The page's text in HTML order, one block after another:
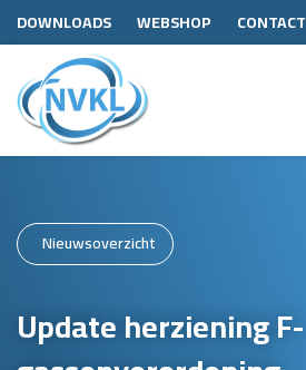
DOWNLOADS WEBSHOP CONTACT
Nieuwsoverzicht
Update herziening F-